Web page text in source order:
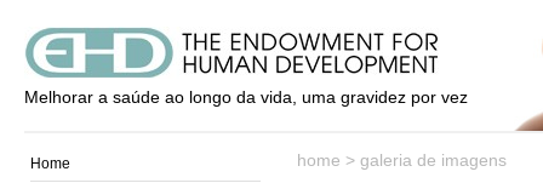
Melhorar a saúde ao longo da vida, uma gravidez por vez
Home
home > galeria de imagens